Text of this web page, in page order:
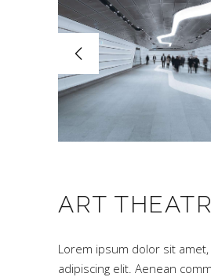
ART
Lorem ipsum dolor sit
adipiscing elit. Aenean